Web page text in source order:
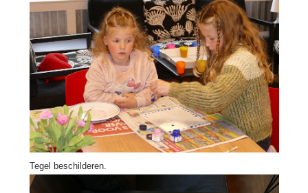
Tegel beschilderen.